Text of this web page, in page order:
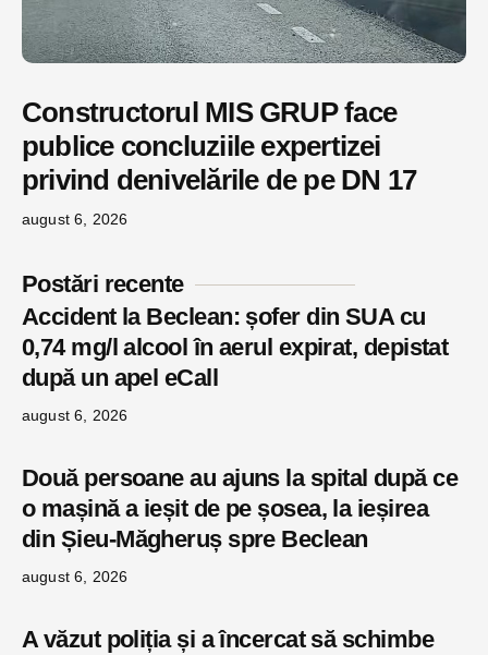
Constructorul MIS GRUP face
publice concluziile expertizei
privind denivelările de pe DN 17
august 6, 2026
Postări recente
Accident la Beclean: șofer din SUA cu
0,74 mg/l alcool în aerul expirat, depistat
după un apel eCall
august 6, 2026
Două persoane au ajuns la spital după ce
o mașină a ieșit de pe șosea, la ieșirea
din Șieu-Măgheruș spre Beclean
august 6, 2026
A văzut poliția și a încercat să schimbe